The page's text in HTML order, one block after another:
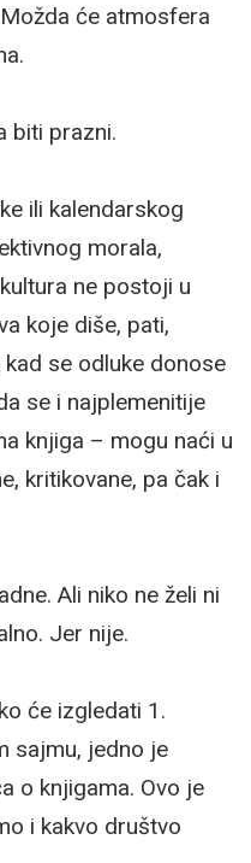
će atmosfera
biti prazni.
ili kalendarskog
morala,
ne postoji u
koje diše, pati,
se odluke donose
se i najplemenitije
knjiga – mogu naći u
kritikovane, pa čak i
Ali niko ne želi ni
Jer nije.
će izgledati 1.
sajmu, jedno je
o knjigama. Ovo je
i kakvo društvo